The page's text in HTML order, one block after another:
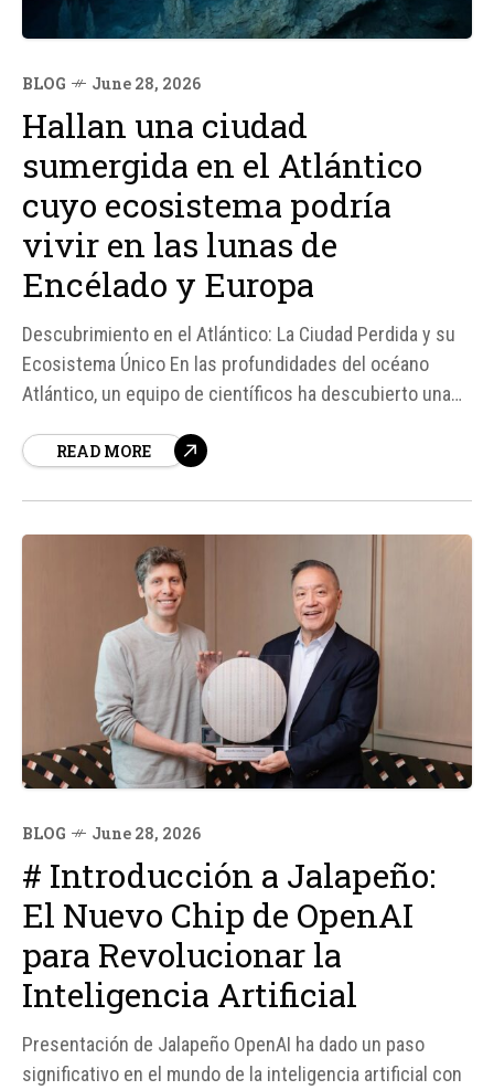
BLOG June 28, 2026
Hallan una ciudad
sumergida en el Atlántico
cuyo ecosistema podría
vivir en las lunas de
Encélado y Europa
Descubrimiento en el Atlántico: La Ciudad Perdida y su
Ecosistema Único En las profundidades del océano
Atlántico, un equipo de científicos ha descubierto una
campo hidrotermal que alberga un ecosistema único y
READ MORE
BLOG June 28, 2026
# Introducción a Jalapeño:
El Nuevo Chip de OpenAI
para Revolucionar la
Inteligencia Artificial
Presentación de Jalapeño OpenAI ha dado un paso
significativo en el mundo de la inteligencia artificial con